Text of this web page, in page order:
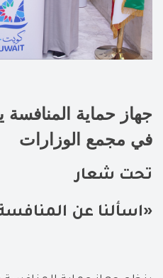
جهاز حماية المنافسة
في مجمع الوزارات
تحت شعار
«اسألنا عن